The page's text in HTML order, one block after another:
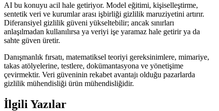
AI bu konuyu acil hale getiriyor. Model eğitimi, kişiselleştirme,
sentetik veri ve kurumlar arası işbirliği gizlilik maruziyetini artırır.
Diferansiyel gizlilik güveni yükseltebilir; ancak sınırları
anlaşılmadan kullanılırsa ya veriyi işe yaramaz hale getirir ya da
sahte güven üretir.
Danışmanlık fırsatı, matematiksel teoriyi gereksinimlere, mimariye,
takas atölyelerine, testlere, dokümantasyona ve yönetişime
çevirmektir. Veri güveninin rekabet avantajı olduğu pazarlarda
gizlilik mühendisliği ürün mühendisliğidir.
İlgili Yazılar